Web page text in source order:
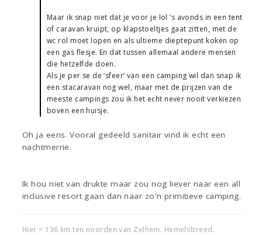
Maar ik snap niet dat je voor je lol ‘s avonds in een tent
of caravan kruipt, op klapstoeltjes gaat zitten, met de
wc rol moet lopen en als ultieme dieptepunt koken op
een gas flesje. En dat tussen allemaal andere mensen
die hetzelfde doen.
Als je per se de ‘sfeer’ van een camping wil dan snap ik
een stacaravan nog wel, maar met de prijzen van de
meeste campings zou ik het echt never nooit verkiezen
boven een huisje.
Oh ja eens. Vooral gedeeld sanitair vind ik echt een
nachtmerrie.
Ik hou niet van drukte maar zou nog liever naar een all
inclusive resort gaan dan naar zo'n primitieve camping.
Hier = 136 km ten noorden van Zelhem. Hemelsbreed.